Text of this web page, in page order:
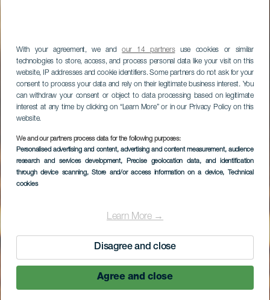
With your agreement, we andour 14 partnersuse cookies or similar
technologies to store, access, and process personal data like your visit on this
website, IP addresses and cookie identifiers. Some partners do not ask for your
consent to process your data and rely on their legitimate business interest. You
can withdraw your consent or object to data processing based on legitimate
interest at any time by clicking on “Learn More” or in our Privacy Policy on this
website.
We and our partners process data for the following purposes:
Personalised advertising and content, advertising and content measurement, audience
research and services development, Precise geolocation data, and identification
through device scanning, Store and/or access information on a device, Technical
cookies
Learn More →
Disagree and close
Agree and close